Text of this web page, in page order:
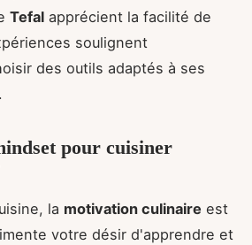
Tefal apprécient la facilité de
soulignent
des outils adaptés à ses
pour cuisiner
la motivation culinaire est
votre désir d'apprendre et